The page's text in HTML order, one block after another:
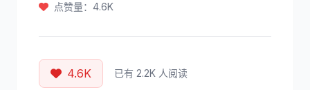
点赞量：4.6K
4.6K 已有 2.2K 人阅读